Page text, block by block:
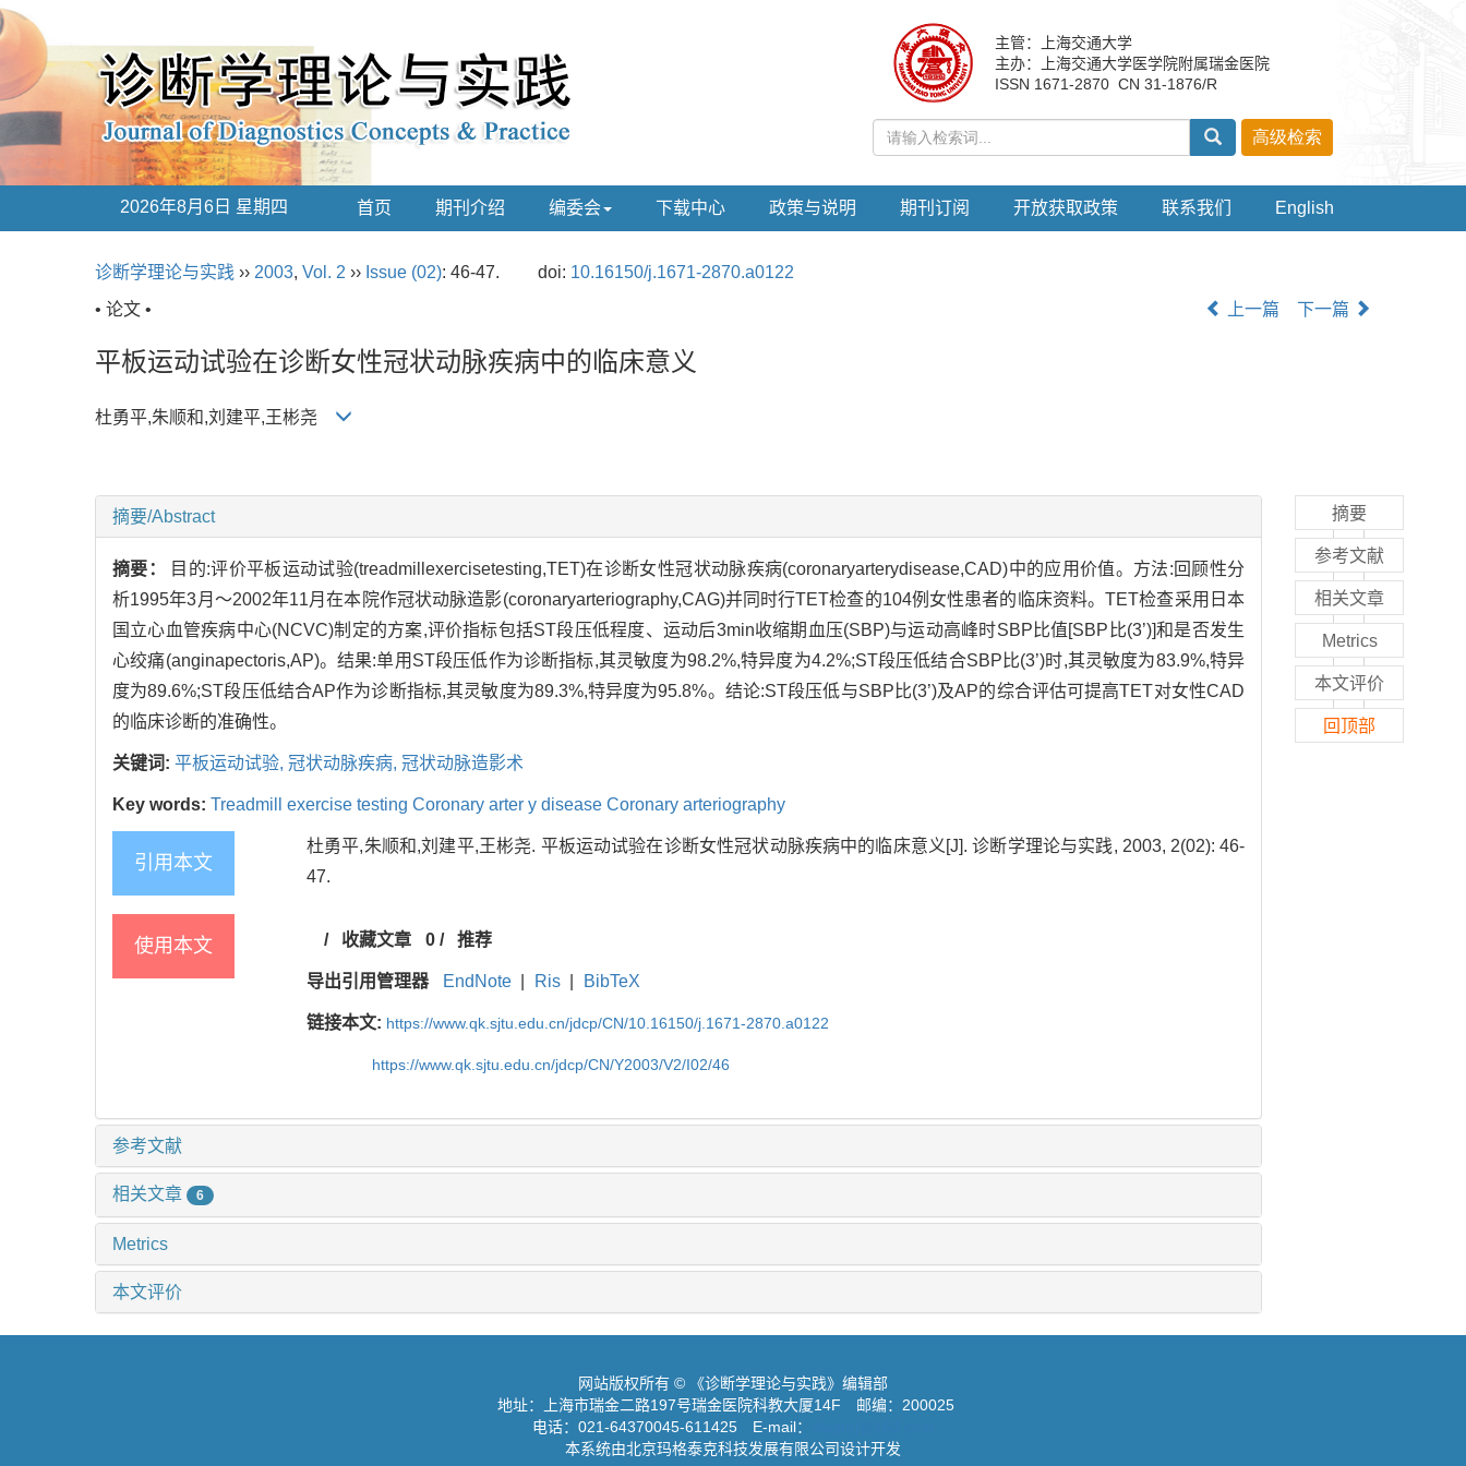
主管：上海交通大学
主办：上海交通大学医学院附属瑞金医院
ISSN 1671-2870 CN 31-1876/R
2026年8月6日 星期四 首页 期刊介绍 编委会 下载中心 政策与说明 期刊订阅 开放获取政策 联系我们 English
诊断学理论与实践 ›› 2003, Vol. 2 ›› Issue (02): 46-47. doi: 10.16150/j.1671-2870.a0122
• 论文 •
上一篇 下一篇
平板运动试验在诊断女性冠状动脉疾病中的临床意义
杜勇平,朱顺和,刘建平,王彬尧
摘要/Abstract
摘要：
目的:评价平板运动试验(treadmillexercisetesting,TET)在诊断女性冠状动脉疾病(coronaryarterydisease,CAD)中的应用价值。方法:回顾性分
析1995年3月～2002年11月在本院作冠状动脉造影(coronaryarteriography,CAG)并同时行TET检查的104例女性患者的临床资料。TET检查采用日本
国立心血管疾病中心(NCVC)制定的方案,评价指标包括ST段压低程度、运动后3min收缩期血压(SBP)与运动高峰时SBP比值[SBP比(3’)]和是否发生
心绞痛(anginapectoris,AP)。结果:单用ST段压低作为诊断指标,其灵敏度为98.2%,特异度为4.2%;ST段压低结合SBP比(3’)时,其灵敏度为83.9%,特异
度为89.6%;ST段压低结合AP作为诊断指标,其灵敏度为89.3%,特异度为95.8%。结论:ST段压低与SBP比(3’)及AP的综合评估可提高TET对女性CAD
的临床诊断的准确性。
关键词: 平板运动试验, 冠状动脉疾病, 冠状动脉造影术
Key words: Treadmill exercise testing Coronary arter y disease Coronary arteriography
引用本文
杜勇平,朱顺和,刘建平,王彬尧. 平板运动试验在诊断女性冠状动脉疾病中的临床意义[J]. 诊断学理论与实践, 2003, 2(02): 46-
47.
使用本文 / 收藏文章 0/ 推荐
导出引用管理器 EndNote Ris BibTeX
链接本文: https://www.qk.sjtu.edu.cn/jdcp/CN/10.16150/j.1671-2870.a0122
https://www.qk.sjtu.edu.cn/jdcp/CN/Y2003/V2/I02/46
参考文献
相关文章 6
Metrics
本文评价
摘要
参考文献
相关文章
Metrics
本文评价
回顶部
网站版权所有 © 《诊断学理论与实践》编辑部
地址：上海市瑞金二路197号瑞金医院科教大厦14F 邮编：200025
电话：021-64370045-611425 E-mail：
本系统由北京玛格泰克科技发展有限公司设计开发